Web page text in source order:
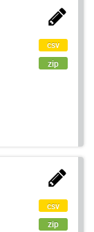
csv
zip
csv
zip